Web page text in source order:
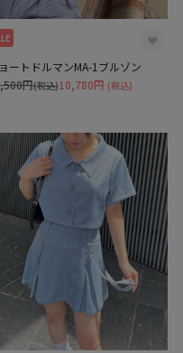
ートドルマンMA-1ブルゾン
10,780円 (税込)
円(税込)